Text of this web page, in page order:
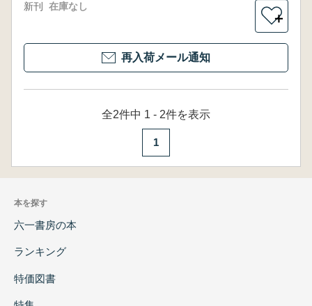
新刊 在庫なし
＋
再入荷メール通知
全2件中 1 - 2件を表示
1
本を探す
六一書房の本
ランキング
特価図書